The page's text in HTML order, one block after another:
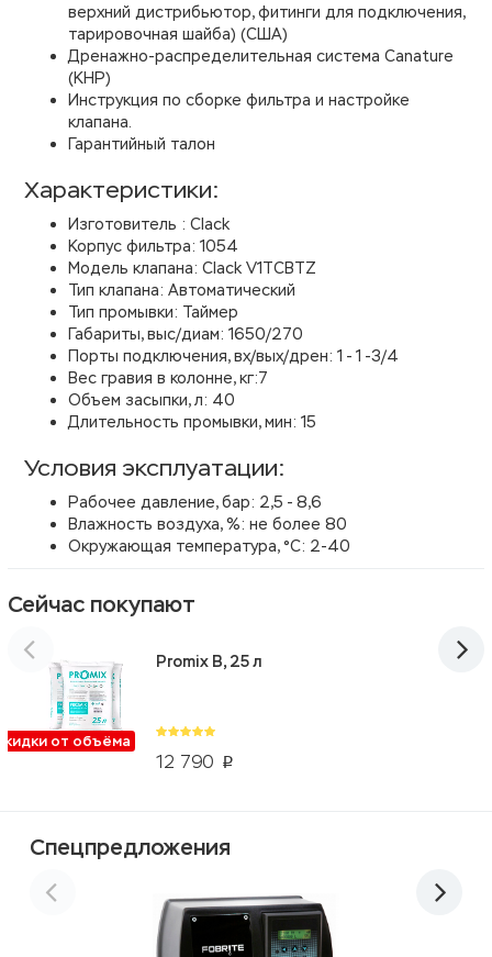
верхний дистрибьютор, фитинги для подключения,
тарировочная шайба) (США)
Дренажно-распределительная система Canature
(КНР)
Инструкция по сборке фильтра и настройке
клапана.
Гарантийный талон
Характеристики:
Изготовитель : Clack
Корпус фильтра: 1054
Модель клапана: Clack V1TCBTZ
Тип клапана: Автоматический
Тип промывки: Таймер
Габариты, выс/диам: 1650/270
Порты подключения, вх/вых/дрен: 1 - 1 -3/4
Вес гравия в колонне, кг:7
Объем засыпки, л: 40
Длительность промывки, мин: 15
Условия эксплуатации:
Рабочее давление, бар: 2,5 - 8,6
Влажность воздуха, %: не более 80
Окружающая температура, °С: 2-40
Сейчас покупают
от объёма
12 790 p
Promix B, 25 л
Спецпредложения